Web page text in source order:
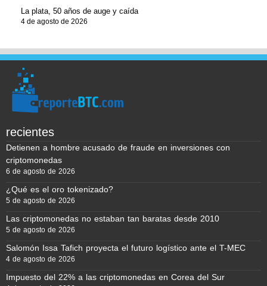
La plata, 50 años de auge y caída
4 de agosto de 2026
recientes
Detienen a hombre acusado de fraude en inversiones con
criptomonedas
6 de agosto de 2026
¿Qué es el oro tokenizado?
5 de agosto de 2026
Las criptomonedas no estaban tan baratas desde 2010
5 de agosto de 2026
Salomón Issa Tafich proyecta el futuro logístico ante el T-MEC
4 de agosto de 2026
Impuesto del 22% a las criptomonedas en Corea del Sur